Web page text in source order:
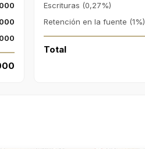
Escrituras (0,27%)
Retención en la fuente (1%)
Total